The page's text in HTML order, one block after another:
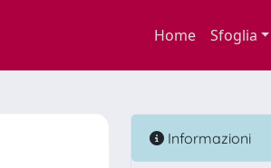
Home Sfoglia
Informazioni